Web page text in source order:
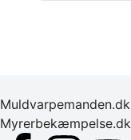
Muldvarpemanden.dk
Myrerbekæmpelse.dk